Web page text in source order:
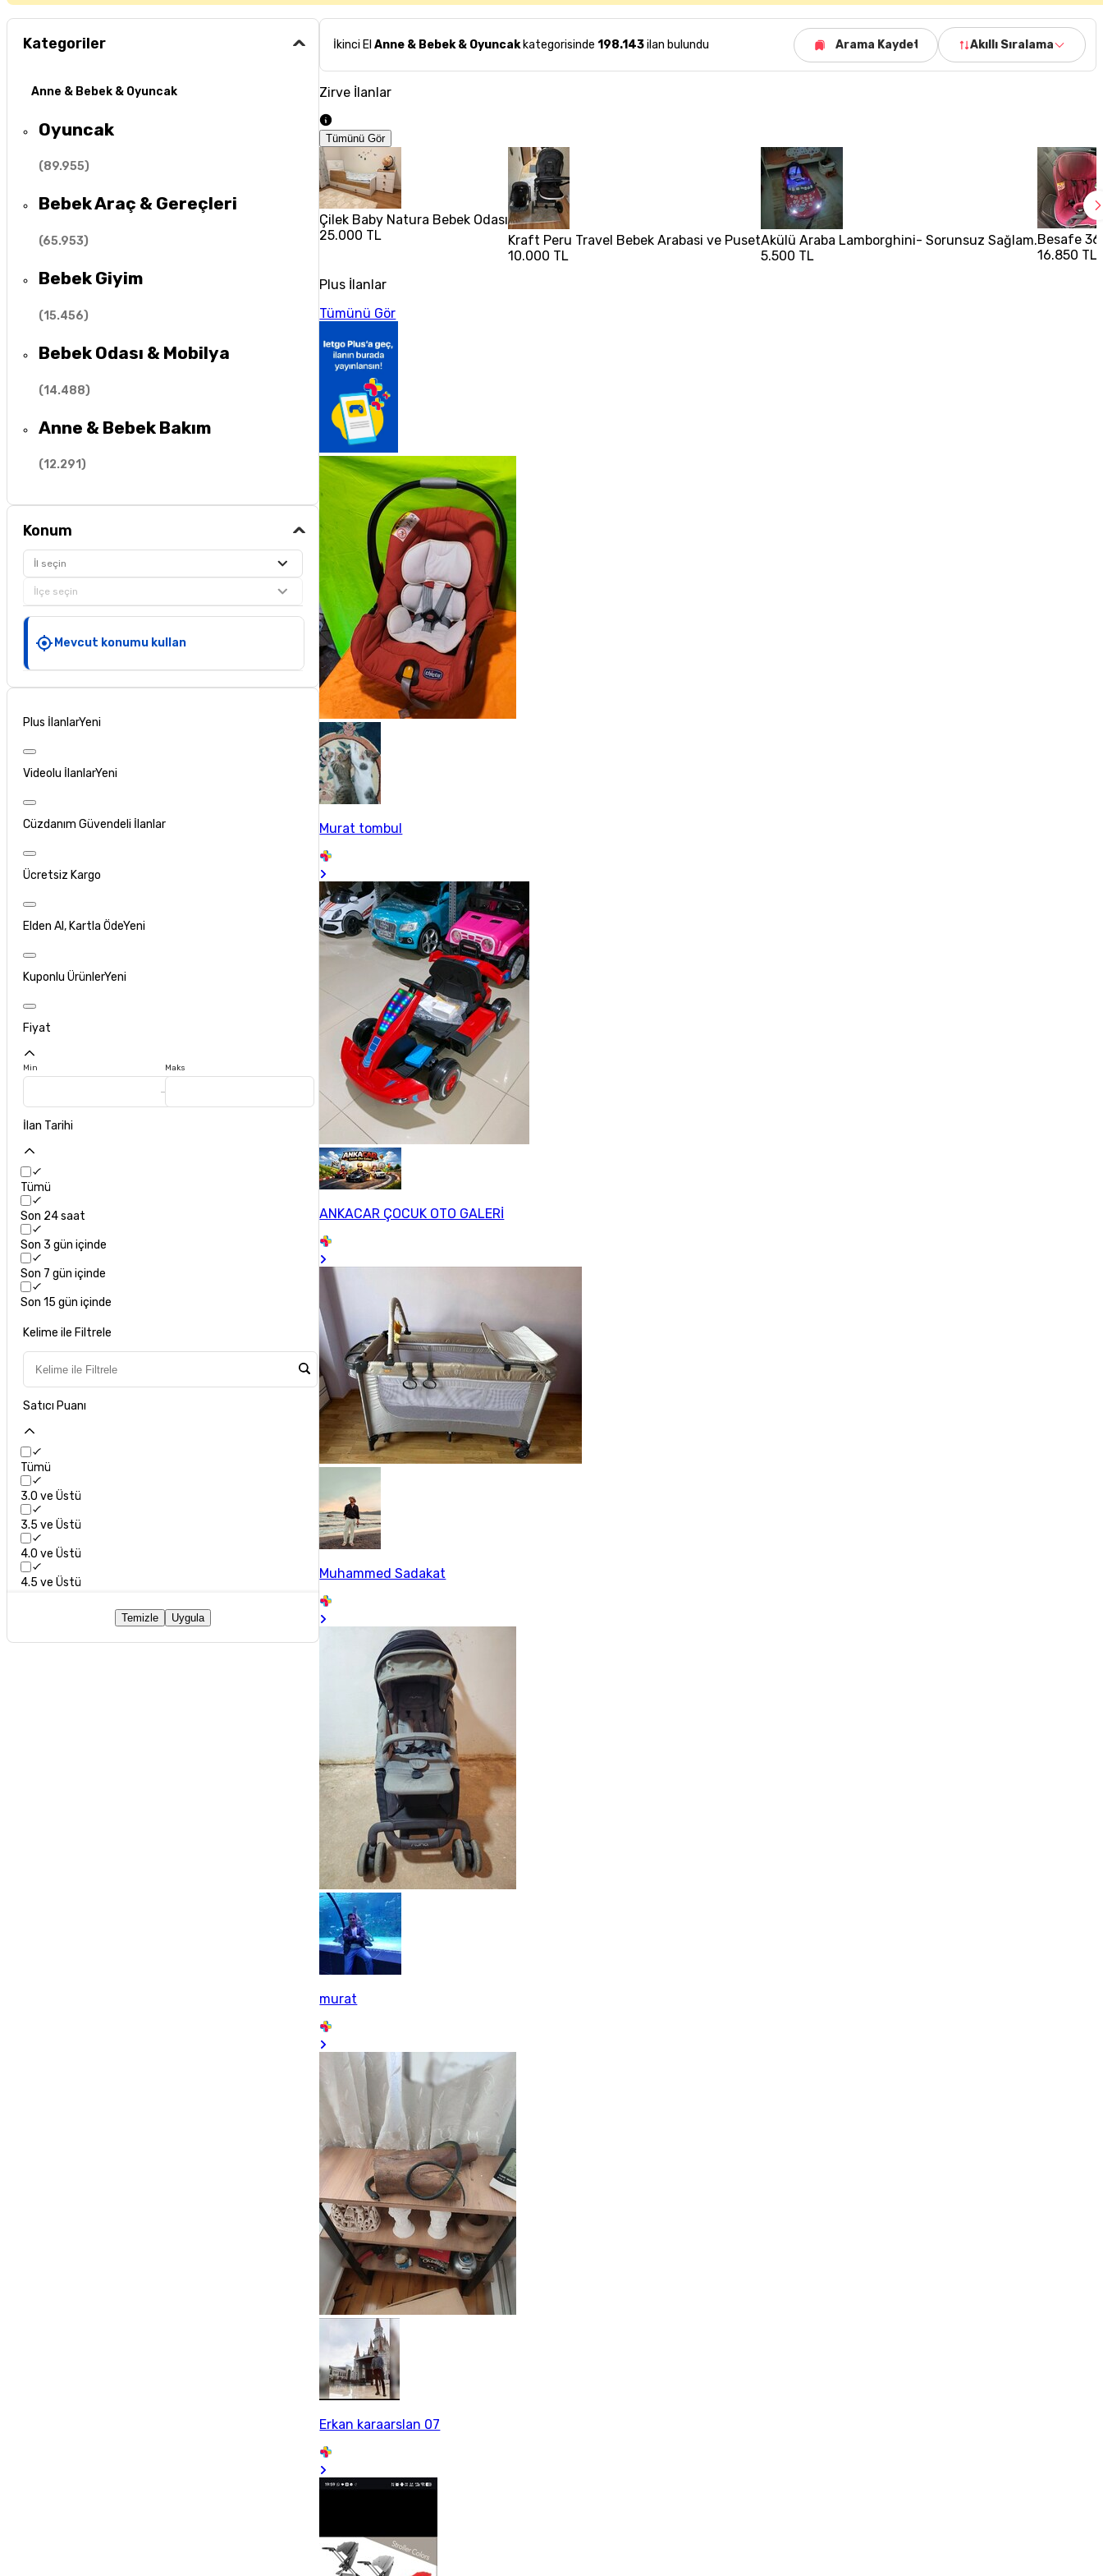
Kategoriler
Anne & Bebek & Oyuncak
Oyuncak
(89.955)
Bebek Araç & Gereçleri
(65.953)
Bebek Giyim
(15.456)
Bebek Odası & Mobilya
(14.488)
Anne & Bebek Bakım
(12.291)
Konum
İl seçin
İlçe seçin
Mevcut konumu kullan
Plus İlanlarYeni
Videolu İlanlarYeni
Cüzdanım Güvendeli İlanlar
Ücretsiz Kargo
Elden Al, Kartla ÖdeYeni
Kuponlu ÜrünlerYeni
Fiyat
Min Maks
İlan Tarihi
Tümü
Son 24 saat
Son 3 gün içinde
Son 7 gün içinde
Son 15 gün içinde
Kelime ile Filtrele
Satıcı Puanı
Tümü
3.0 ve Üstü
3.5 ve Üstü
4.0 ve Üstü
4.5 ve Üstü
Temizle Uygula
İkinci ElAnne & Bebek & Oyuncakkategorisinde 198.143ilan bulundu Arama Kaydet Akıllı Sıralama
Zirve İlanlar
Tümünü Gör
Çilek Baby Natura Bebek Odası
25.000 TL
Kraft Peru Travel Bebek Arabasi ve Puset
10.000 TL
Akülü Araba Lamborghini- Sorunsuz Sağlam.
5.500 TL
Besafe
16.850 TL
Plus İlanlar
Tümünü Gör
Murat tombul
ANKACAR ÇOCUK OTO GALERİ
Muhammed Sadakat
murat
Erkan karaarslan 07